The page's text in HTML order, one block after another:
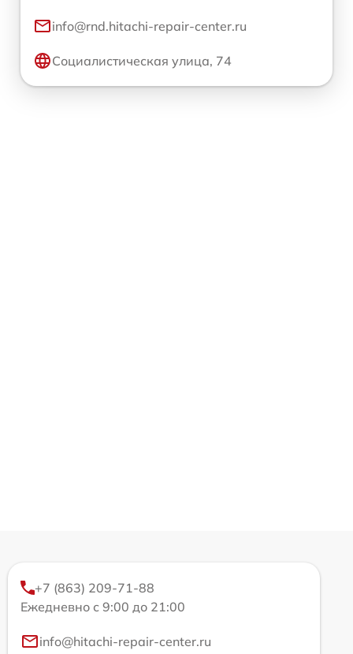
info@rnd.hitachi-repair-center.ru
Социалистическая улица, 74
+7 (863) 209-71-88
Ежедневно с 9:00 до 21:00
info@hitachi-repair-center.ru